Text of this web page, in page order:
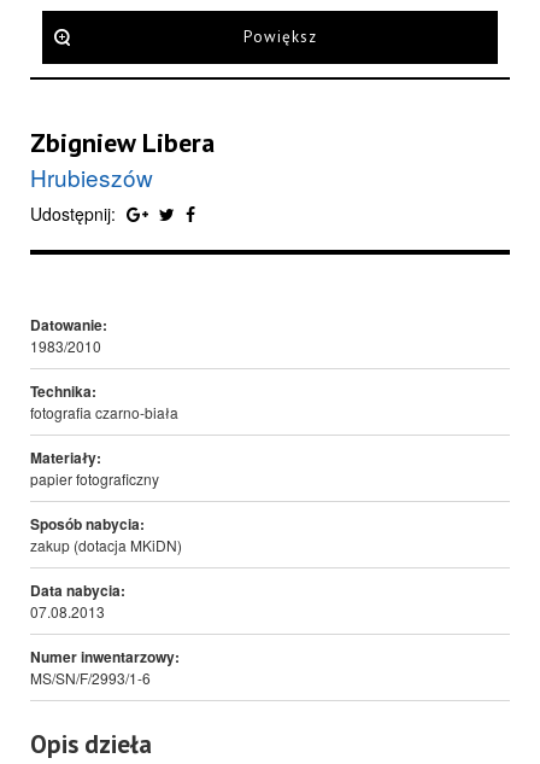
Powiększ
Zbigniew Libera
Hrubieszów
Udostępnij:
Datowanie:
1983/2010
Technika:
fotografia czarno-biała
Materiały:
papier fotograficzny
Sposób nabycia:
zakup (dotacja MKiDN)
Data nabycia:
07.08.2013
Numer inwentarzowy:
MS/SN/F/2993/1-6
Opis dzieła